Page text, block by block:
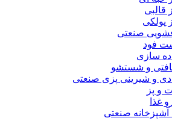
قالبی
پولکی
صنعتی
فود
سازی
و شستشو
و شیرینی پزی صنعتی
و پز
غذا
آشپزخانه صنعتی